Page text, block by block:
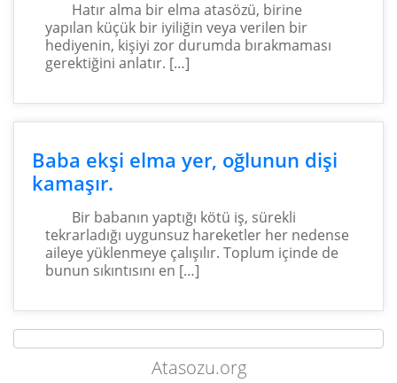
Hatır alma bir elma atasözü, birine
yapılan küçük bir iyiliğin veya verilen bir
hediyenin, kişiyi zor durumda bırakmaması
gerektiğini anlatır. […]
Baba ekşi elma yer, oğlunun dişi
kamaşır.
Bir babanın yaptığı kötü iş, sürekli
tekrarladığı uygunsuz hareketler her nedense
aileye yüklenmeye çalışılır. Toplum içinde de
bunun sıkıntısını en […]
Atasozu.org